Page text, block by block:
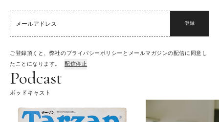
登録
ご登録頂くと、弊社のプライバシーポリシーとメールマガジンの配信に同意し
たことになります。
配信停止
Podcast
ポッドキャスト